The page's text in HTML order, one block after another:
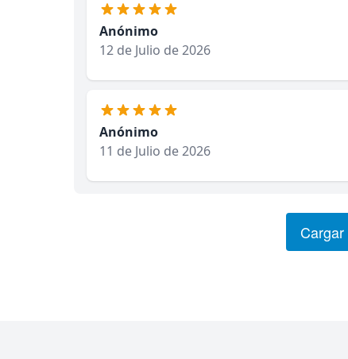
Anónimo
12 de Julio de 2026
Anónimo
11 de Julio de 2026